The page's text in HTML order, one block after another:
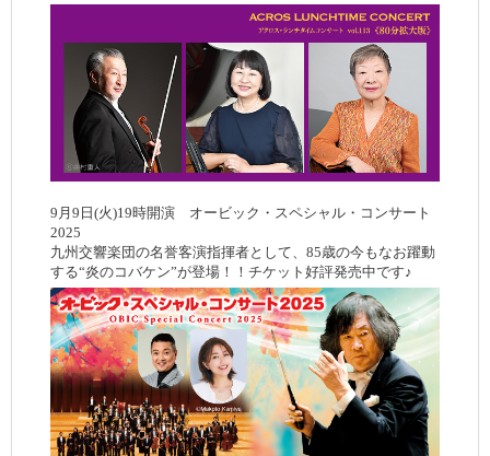
9月9日(火)19時開演 オービック・スペシャル・コンサート
2025
九州交響楽団の名誉客演指揮者として、85歳の今もなお躍動
する“炎のコバケン”が登場！！チケット好評発売中です♪